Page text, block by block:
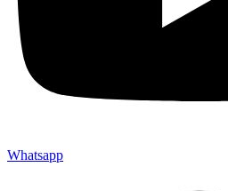
Whatsapp